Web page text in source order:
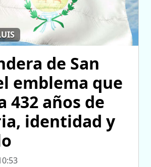
de San
emblema que
432 años de
identidad y